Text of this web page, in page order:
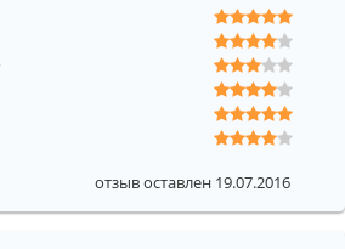
отзыв оставлен 19.07.2016